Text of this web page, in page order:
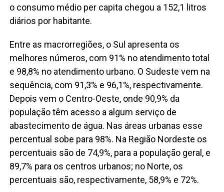
o consumo médio per capita chegou a 152,1 litros
diários por habitante.
Entre as macrorregiões, o Sul apresenta os
melhores números, com 91% no atendimento total
e 98,8% no atendimento urbano. O Sudeste vem na
sequência, com 91,3% e 96,1%, respectivamente.
Depois vem o Centro-Oeste, onde 90,9% da
população têm acesso a algum serviço de
abastecimento de água. Nas áreas urbanas esse
percentual sobe para 98%. Na Região Nordeste os
percentuais são de 74,9%, para a população geral, e
89,7% para os centros urbanos; no Norte, os
percentuais são, respectivamente, 58,9% e 72%.